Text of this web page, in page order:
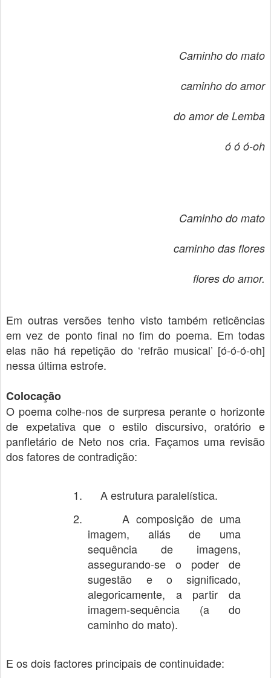
Caminho do mato
caminho do amor
do amor de Lemba
ó ó ó-oh
Caminho do mato
caminho das flores
flores do amor.
Em outras versões tenho visto também reticências
em vez de ponto final no fim do poema. Em todas
elas não há repetição do ‘refrão musical’ [ó-ó-ó-oh]
nessa última estrofe.
Colocação
O poema colhe-nos de surpresa perante o horizonte
de expetativa que o estilo discursivo, oratório e
panfletário de Neto nos cria. Façamos uma revisão
dos fatores de contradição:
1.
A estrutura paralelística.
2.
A composição de uma
imagem, aliás de uma
sequência de imagens,
assegurando-se o poder de
sugestão e o significado,
alegoricamente, a partir da
imagem-sequência (a do
caminho do mato).
E os dois factores principais de continuidade: